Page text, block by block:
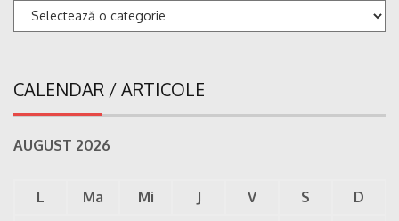
Categorii
CALENDAR / ARTICOLE
AUGUST 2026
L Ma Mi J V S
D